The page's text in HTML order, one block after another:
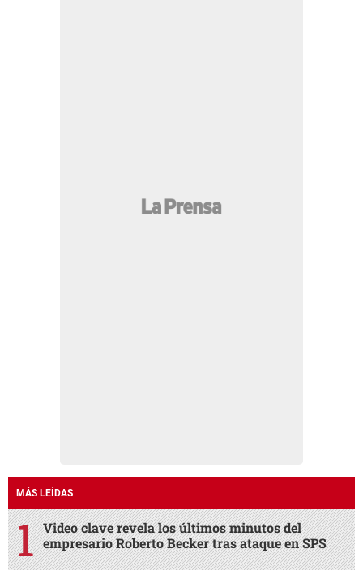
MÁS LEÍDAS
Video clave revela los últimos minutos del
empresario Roberto Becker tras ataque en SPS